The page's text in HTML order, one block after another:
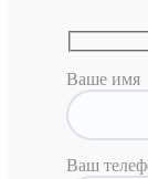
Ваше имя
Ваш